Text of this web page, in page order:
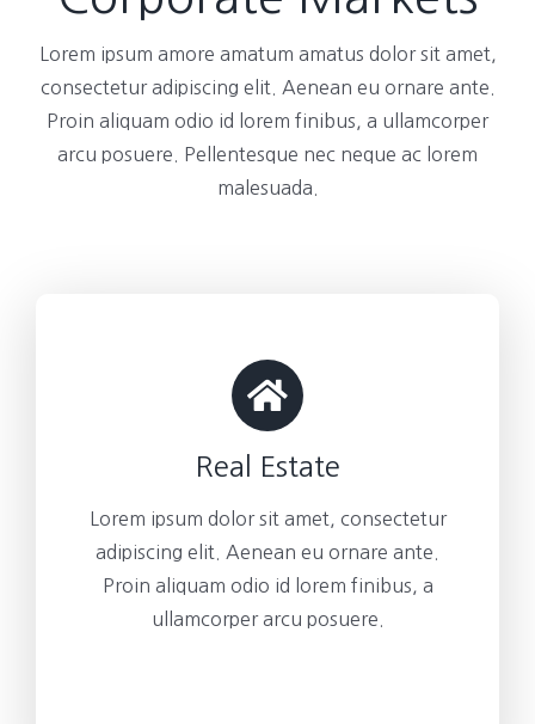
Lorem ipsum amore amatum amatus dolor sit amet,
consectetur adipiscing elit. Aenean eu ornare ante.
Proin aliquam odio id lorem finibus, a ullamcorper
arcu posuere. Pellentesque nec neque ac lorem
malesuada.
Real Estate
Lorem ipsum dolor sit amet, consectetur
adipiscing elit. Aenean eu ornare ante.
Proin aliquam odio id lorem finibus, a
ullamcorper arcu posuere.